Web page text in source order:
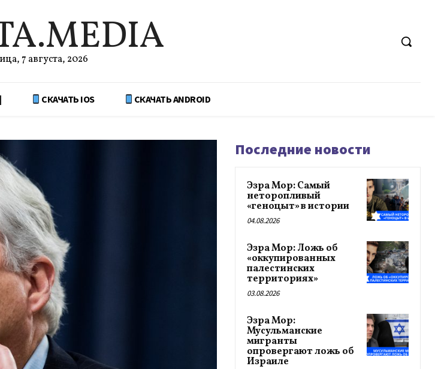
7 августа, 2026
| СКАЧАТЬ IOS СКАЧАТЬ ANDROID
Последние новости
Эзра Мор: Самый
неторопливый
«геноцыт» в истории
04.08.2026
Эзра Мор: Ложь об
«оккупированных
палестинских
территориях»
03.08.2026
Эзра Мор:
Мусульманские
мигранты
опровергают ложь об
Израиле